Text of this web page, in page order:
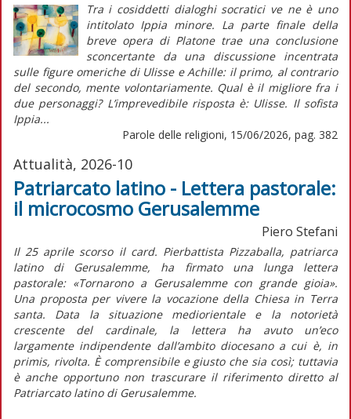
Tra i cosiddetti dialoghi socratici ve ne è uno
intitolato Ippia minore. La parte finale della
breve opera di Platone trae una conclusione
sconcertante da una discussione incentrata
sulle figure omeriche di Ulisse e Achille: il primo, al contrario
del secondo, mente volontariamente. Qual è il migliore fra i
due personaggi? L’imprevedibile risposta è: Ulisse. Il sofista
Ippia...
Parole delle religioni, 15/06/2026, pag. 382
Attualità, 2026-10
Patriarcato latino - Lettera pastorale:
il microcosmo Gerusalemme
Piero Stefani
Il 25 aprile scorso il card. Pierbattista Pizzaballa, patriarca
latino di Gerusalemme, ha firmato una lunga lettera
pastorale: «Tornarono a Gerusalemme con grande gioia».
Una proposta per vivere la vocazione della Chiesa in Terra
santa. Data la situazione mediorientale e la notorietà
crescente del cardinale, la lettera ha avuto un’eco
largamente indipendente dall’ambito diocesano a cui è, in
primis, rivolta. È comprensibile e giusto che sia così; tuttavia
è anche opportuno non trascurare il riferimento diretto al
Patriarcato latino di Gerusalemme.